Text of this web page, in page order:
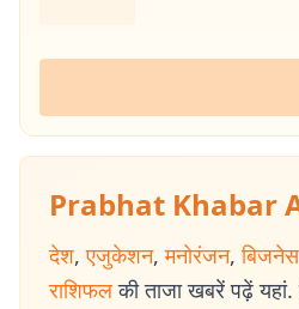
Prabhat Khabar
देश, एजुकेशन, मनोरंजन,
राशिफल की ताजा खबरें पढ़ें यहां.